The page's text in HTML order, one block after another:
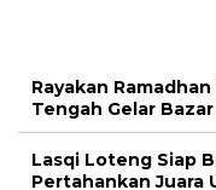
Rayakan
Tengah Gelar
Lasqi Loteng Siap
Pertahankan Juara